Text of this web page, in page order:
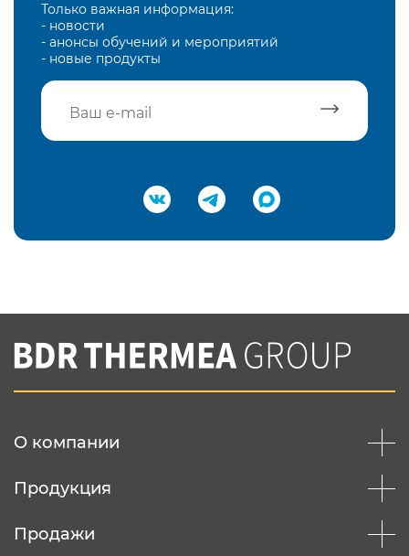
Только важная информация:
- новости
- анонсы обучений и мероприятий
- новые продукты
Подтвердить e-mail
Вы соглашаетесь с нашей политикой
конфеденциальности
О компании
Продукция
Продажи